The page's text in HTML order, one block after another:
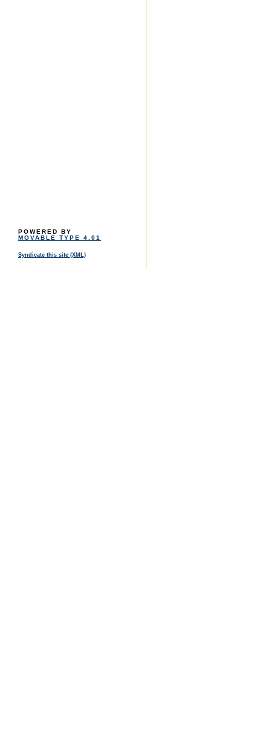
POWERED BY
MOVABLE TYPE 4.01
Syndicate this site (XML)